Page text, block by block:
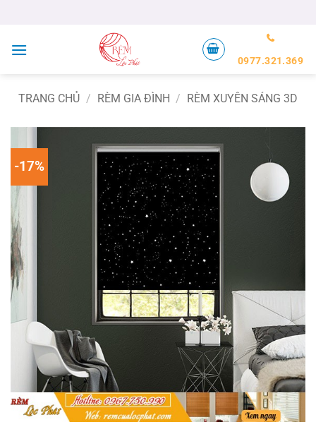
nội
0977.321.369
TRANG CHỦ / RÈM GIA ĐÌNH / RÈM XUYÊN SÁNG 3D
-17%